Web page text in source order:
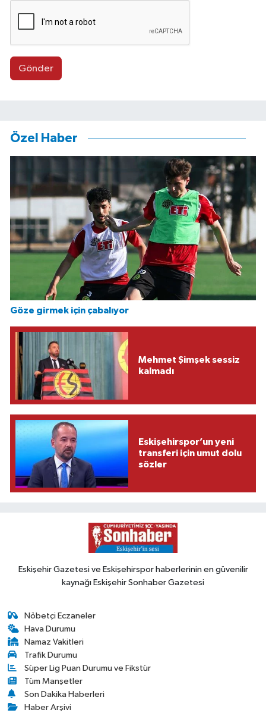
Gönder
Özel Haber
Göze girmek için çabalıyor
Mehmet Şimşek sessiz
kalmadı
Eskişehirspor’un yeni
transferi için umut dolu
sözler
Eskişehir Gazetesi ve Eskişehirspor haberlerinin en güvenilir
kaynağı Eskişehir Sonhaber Gazetesi
Nöbetçi Eczaneler
Hava Durumu
Namaz Vakitleri
Trafik Durumu
Süper Lig Puan Durumu ve Fikstür
Tüm Manşetler
Son Dakika Haberleri
Haber Arşivi